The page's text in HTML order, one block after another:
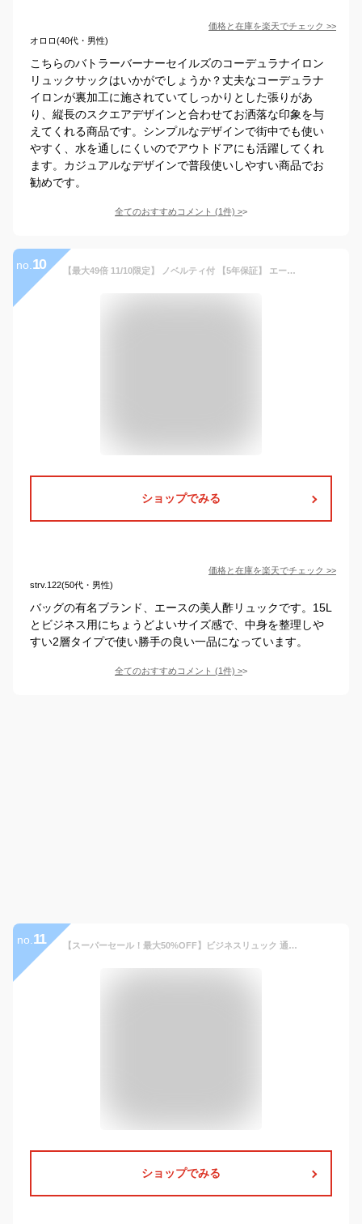
価格と在庫を楽天でチェック >>
オロロ(40代・男性)
こちらのバトラーバーナーセイルズのコーデュラナイロン
リュックサックはいかがでしょうか？丈夫なコーデュラナ
イロンが裏加工に施されていてしっかりとした張りがあ
り、縦長のスクエアデザインと合わせてお洒落な印象を与
えてくれる商品です。シンプルなデザインで街中でも使い
やすく、水を通しにくいのでアウトドアにも活躍してくれ
ます。カジュアルなデザインで普段使いしやすい商品でお
勧めです。
全てのおすすめコメント (1件) >
no. 10 【最大49倍 11/10限定】 ノベルティ付 【5年保証】 エースジーン ビジネスバッグ メンズ 大容量 ace.GENE 通勤 軽量 撥水 A4 B4 15L 2層 PC収納 ノートPC GADGETABLE HEATHER ガジェタブル ヘザー 限定モデル 62983
ショップでみる
価格と在庫を楽天でチェック >>
strv.122(50代・男性)
バッグの有名ブランド、エースの美人酢リュックです。15L
とビジネス用にちょうどよいサイズ感で、中身を整理しや
すい2層タイプで使い勝手の良い一品になっています。
全てのおすすめコメント (1件) >
no. 11 【スーパーセール！最大50%OFF】ビジネスリュック 通勤バッグ メンズ 多機能 38L 大容量 防撥水 リュックサック ビジネスバッグ リュック 機内持ち込み可能 9つポケット アウトドア ピクニック 旅行 2泊3日 出張 プライベート PCバッグ ビジネスマン 頑丈 軽い 通勤 通学
ショップでみる